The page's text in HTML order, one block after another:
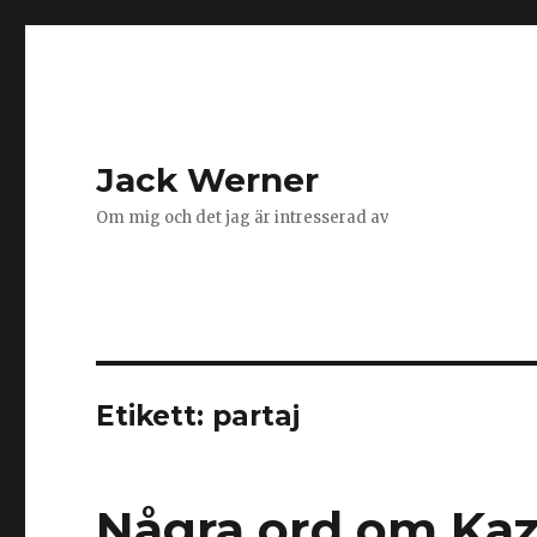
Jack Werner
Om mig och det jag är intresserad av
Etikett: partaj